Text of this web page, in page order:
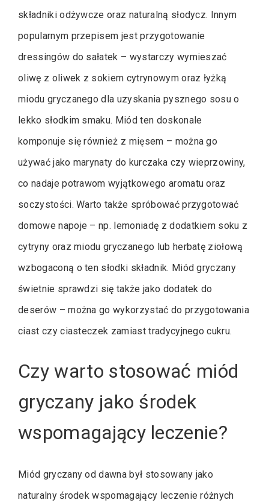
składniki odżywcze oraz naturalną słodycz. Innym
popularnym przepisem jest przygotowanie
dressingów do sałatek – wystarczy wymieszać
oliwę z oliwek z sokiem cytrynowym oraz łyżką
miodu gryczanego dla uzyskania pysznego sosu o
lekko słodkim smaku. Miód ten doskonale
komponuje się również z mięsem – można go
używać jako marynaty do kurczaka czy wieprzowiny,
co nadaje potrawom wyjątkowego aromatu oraz
soczystości. Warto także spróbować przygotować
domowe napoje – np. lemoniadę z dodatkiem soku z
cytryny oraz miodu gryczanego lub herbatę ziołową
wzbogaconą o ten słodki składnik. Miód gryczany
świetnie sprawdzi się także jako dodatek do
deserów – można go wykorzystać do przygotowania
ciast czy ciasteczek zamiast tradycyjnego cukru.
Czy warto stosować miód
gryczany jako środek
wspomagający leczenie?
Miód gryczany od dawna był stosowany jako
naturalny środek wspomagający leczenie różnych